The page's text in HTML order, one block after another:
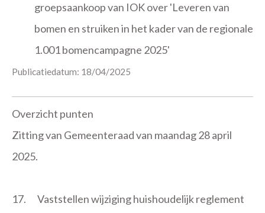
groepsaankoop van IOK over 'Leveren van
bomen en struiken in het kader van de regionale
1.001 bomencampagne 2025'
Publicatiedatum: 18/04/2025
Overzicht punten
Zitting van Gemeenteraad van maandag 28 april
2025.
17.
Vaststellen wijziging huishoudelijk reglement